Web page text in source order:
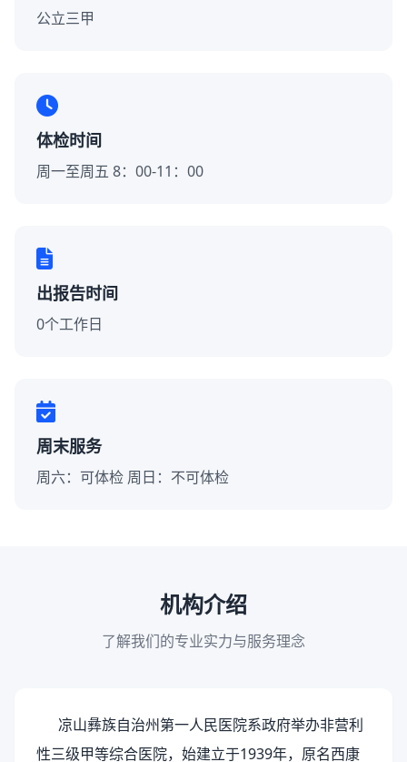
公立三甲
体检时间
周一至周五 8：00-11：00
出报告时间
0个工作日
周末服务
周六：可体检 周日：不可体检
机构介绍
了解我们的专业实力与服务理念
凉山彝族自治州第一人民医院系政府举办非营利
性三级甲等综合医院，始建立于1939年，原名西康